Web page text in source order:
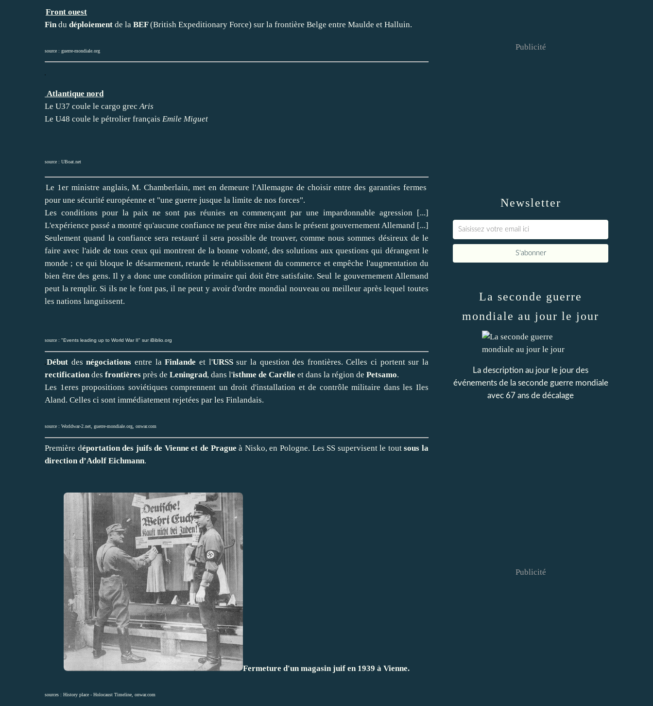
Front ouest
Fin du déploiement de la BEF(British Expeditionary Force) sur la frontière Belge entre Maulde et Halluin.
source : guerre-mondiale.org
Atlantique nord
Le U37 coule le cargo grec Aris
Le U48 coule le pétrolier français Emile Miguet
source : UBoat.net
Le 1er ministre anglais, M. Chamberlain, met en demeure l'Allemagne de choisir entre des garanties fermes
pour une sécurité européenne et "une guerre jusque la limite de nos forces".
Les conditions pour la paix ne sont pas réunies en commençant par une impardonnable agression [...]
L'expérience passé a montré qu'aucune confiance ne peut être mise dans le présent gouvernement Allemand [...]
Seulement quand la confiance sera restauré il sera possible de trouver, comme nous sommes désireux de le
faire avec l'aide de tous ceux qui montrent de la bonne volonté, des solutions aux questions qui dérangent le
monde ; ce qui bloque le désarmement, retarde le rétablissement du commerce et empêche l'augmentation du
bien être des gens. Il y a donc une condition primaire qui doit être satisfaite. Seul le gouvernement Allemand
peut la remplir. Si ils ne le font pas, il ne peut y avoir d'ordre mondial nouveau ou meilleur après lequel toutes
les nations languissent.
source : "Events leading up to World War II" sur iBiblio.org
Début desnégociations entre laFinlande et l'URSSsur la question des frontières. Celles ci portent sur la
rectificationdes frontières près de Leningrad, dans l'isthme de Carélie et dans la région de Petsamo.
Les 1eres propositions soviétiques comprennent un droit d'installation et de contrôle militaire dans les Iles
Aland. Celles ci sont immédiatement rejetées par les Finlandais.
source : Worldwar-2.net, guerre-mondiale.org, onwar.com
Première déportation des juifs de Vienne et de Prague à Nisko, en Pologne. Les SS supervisent le toutsous la
direction d’Adolf Eichmann.
Fermeture d'un magasin juif en 1939 à Vienne.
sources : History place - Holocaust Timeline, onwar.com
Newsletter
Publicité
La seconde guerre
mondiale au jour le jour
La description au jour le jour des
événements de la seconde guerre mondiale
avec 67 ans de décalage
Publicité